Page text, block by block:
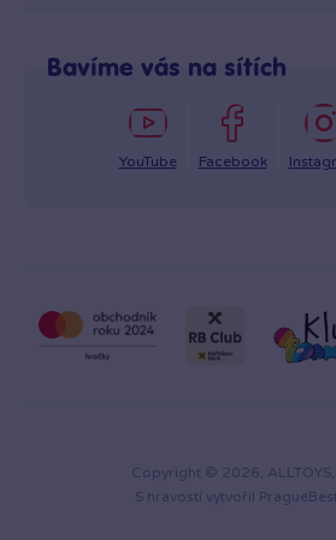
info@bambule.cz
Napsat zprávu
Bavíme vás na sítích
YouTube Facebook
Copyright © 2026,
S hravostí vytvořil PragueBest